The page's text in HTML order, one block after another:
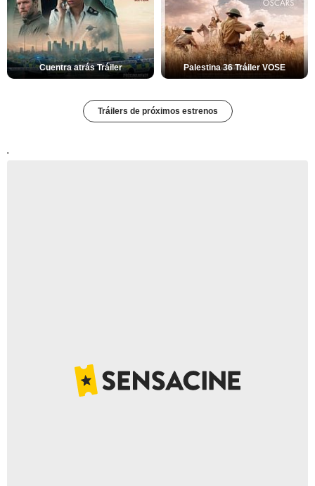
Cuentra atrás Tráiler Palestina 36 Tráiler VOSE
Tráilers de próximos estrenos
'